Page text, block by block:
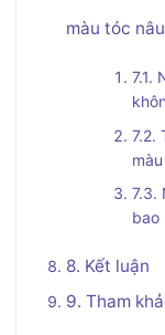
màu tóc
7.1.
7.2.
7.3.
bao
8. Kết luận
9. Tham